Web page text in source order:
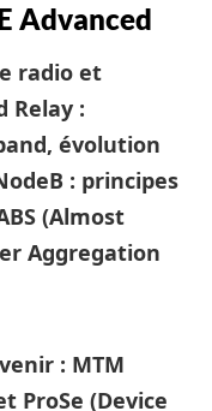
Advanced
radio et
Relay :
évolution
: principes
(Almost
Aggregation
: MTM
ProSe (Device